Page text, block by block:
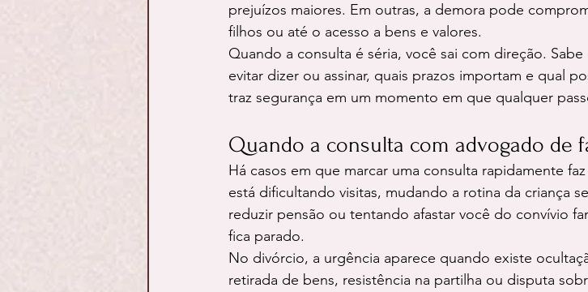
prejuízos maiores. Em outras, a demora pode
filhos ou até o acesso a bens e valores.
Quando a consulta é séria, você sai com direção.
evitar dizer ou assinar, quais prazos importam e qual
traz segurança em um momento em que qualquer
Quando a consulta com advogado de
Há casos em que marcar uma consulta rapidamente
está dificultando visitas, mudando a rotina da criança
reduzir pensão ou tentando afastar você do convívio
fica parado.
No divórcio, a urgência aparece quando existe
retirada de bens, resistência na partilha ou disputa